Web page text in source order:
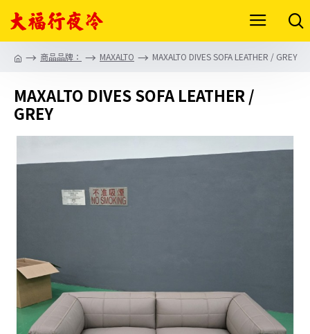
商品品牌： MAXALTO MAXALTO DIVES SOFA LEATHER / GREY
MAXALTO DIVES SOFA LEATHER /
GREY